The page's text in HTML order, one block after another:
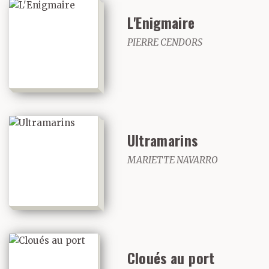
L'Enigmaire
PIERRE CENDORS
Ultramarins
MARIETTE NAVARRO
Cloués au port